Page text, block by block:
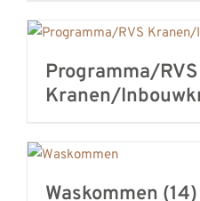
Programma/RVS
Kranen/
Waskommen (14)